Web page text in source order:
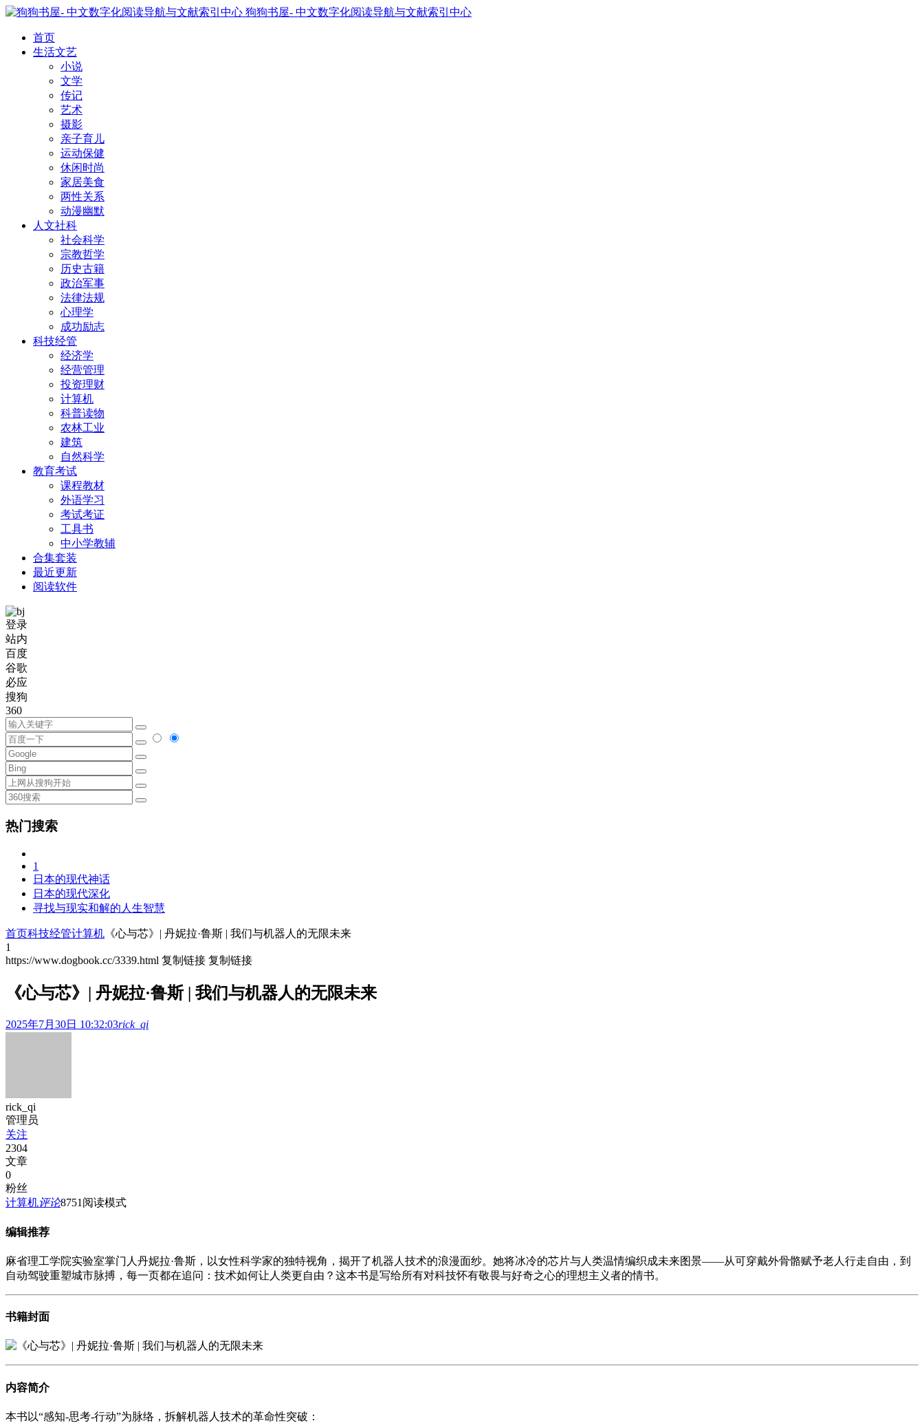
狗狗书屋- 中文数字化阅读导航与文献索引中心
首页
生活文艺
小说
文学
传记
艺术
摄影
亲子育儿
运动保健
休闲时尚
家居美食
两性关系
动漫幽默
人文社科
社会科学
宗教哲学
历史古籍
政治军事
法律法规
心理学
成功励志
科技经管
经济学
经营管理
投资理财
计算机
科普读物
农林工业
建筑
自然科学
教育考试
课程教材
外语学习
考试考证
工具书
中小学教辅
合集套装
最近更新
阅读软件
登录
站内
百度
谷歌
必应
搜狗
360
热门搜索
1
日本的现代神话
日本的现代深化
寻找与现实和解的人生智慧
首页科技经管计算机 《心与芯》| 丹妮拉·鲁斯 | 我们与机器人的无限未来
1
https://www.dogbook.cc/3339.html 复制链接 复制链接
《心与芯》| 丹妮拉·鲁斯 | 我们与机器人的无限未来
2025年7月30日 10:32:03rick_qi
rick_qi
管理员
关注
2304
文章
0
粉丝
计算机评论8751 阅读模式
编辑推荐
麻省理工学院实验室掌门人丹妮拉·鲁斯，以女性科学家的独特视角，揭开了机器人技术的浪漫面纱。她将冰冷的芯片与人类温情编织成未来图景——从可穿戴外骨骼赋予老人行走自由，到
自动驾驶重塑城市脉搏，每一页都在追问：技术如何让人类更自由？这本书是写给所有对科技怀有敬畏与好奇之心的理想主义者的情书。
书籍封面
内容简介
本书以“感知-思考-行动”为脉络，拆解机器人技术的革命性突破：